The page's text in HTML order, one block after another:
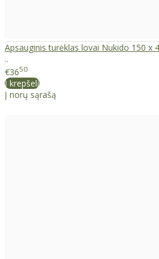
Apsauginis turėklas lovai Nukido 150 x
..
€3650
Į krepšelį
Į norų sąrašą